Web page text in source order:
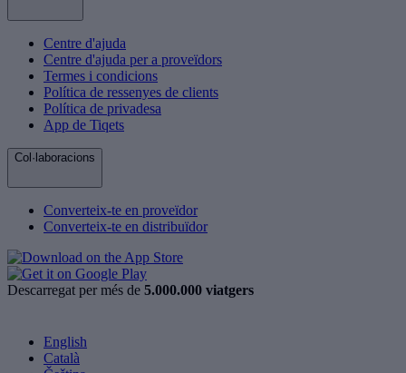
Centre d'ajuda
Centre d'ajuda per a proveïdors
Termes i condicions
Política de ressenyes de clients
Política de privadesa
App de Tiqets
Col·laboracions
Converteix-te en proveïdor
Converteix-te en distribuïdor
Descarregat per més de 5.000.000 viatgers
English
Català